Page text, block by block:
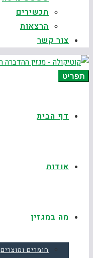
תכשירים
הרצאות
צור קשר
תפריט
דף הבית
אודות
מה במגזין
חומרים ומוצרים